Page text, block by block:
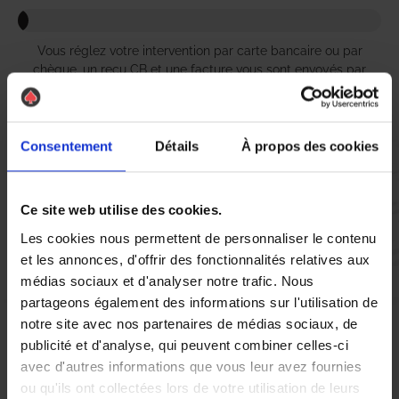
Consentement Détails À propos des cookies
Ce site web utilise des cookies.
Les cookies nous permettent de personnaliser le contenu
et les annonces, d'offrir des fonctionnalités relatives aux
médias sociaux et d'analyser notre trafic. Nous
partageons également des informations sur l'utilisation de
notre site avec nos partenaires de médias sociaux, de
publicité et d'analyse, qui peuvent combiner celles-ci
avec d'autres informations que vous leur avez fournies
ou qu'ils ont collectées lors de votre utilisation de leurs
Vous réglez votre intervention par carte bancaire ou par
chèque, un reçu CB et une facture vous sont envoyés par
Vous évaluez la prestation
Vous recevez une demande d’évaluation de votre expérience
avec l’équipe AS DE PIC.
Nous avons pensé à tout